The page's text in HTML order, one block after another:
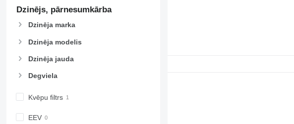
Dzinējs, pārnesumkārba
Dzinēja marka
Dzinēja modelis
Dzinēja jauda
Degviela
Kvēpu filtrs
EEV